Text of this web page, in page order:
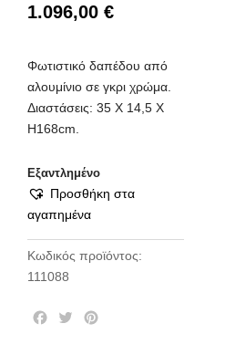
1.096,00€
Φωτιστικό δαπέδου από
αλουμίνιο σε γκρι χρώμα.
Διαστάσεις: 35 Χ 14,5 Χ
Η168cm.
Εξαντλημένο
Προσθήκη στα
αγαπημένα
Κωδικός προϊόντος:
111088
T